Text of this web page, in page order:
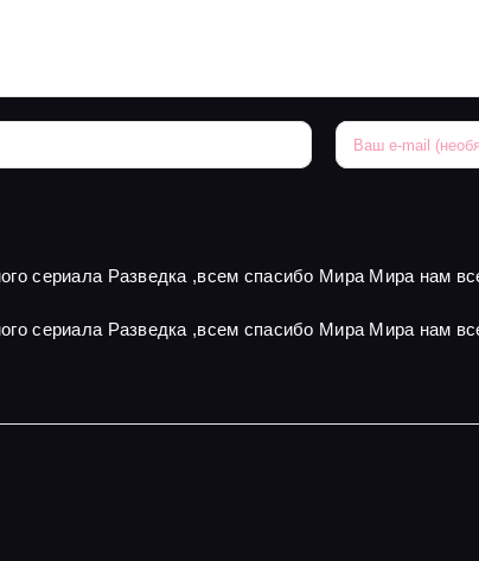
сериала Разведка ,всем спасибо Мира Мира нам
сериала Разведка ,всем спасибо Мира Мира нам